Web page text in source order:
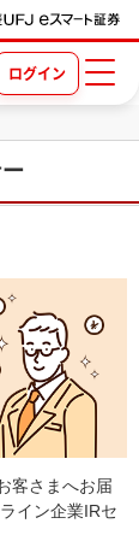
ログイン
客さまへお届
イン企業IRセ